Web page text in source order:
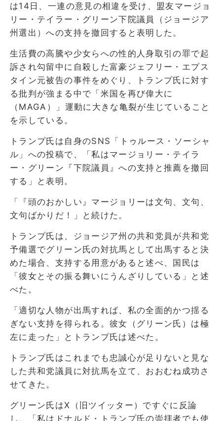
は14日、一連の意見の相違を受け、盟友マージョ
リー・テイラー・グリーン下院議員（ジョージア
州選出）への支持を撤回すると表明した。
生活費の高騰や少女らへの性的人身取引の罪で起
訴され勾留中に自殺した富豪ジェフリー・エプス
タイン元被告の事件をめぐり、トランプ氏に対す
る批判が強まる中で「米国を再び偉大に
（MAGA）」運動に大きな亀裂が生じていること
を示している。
トランプ氏は自身のSNS「トゥルース・ソーシャ
ル」への投稿で、「私はマージョリー・テイラ
ー・グリーン『下院議員』への支持と推薦を撤回
する」と表明。
「『頭のおかしい』マージョリーは文句、文句、
文句ばかりだ！」と続けた。
トランプ氏は、ジョージア州の共和党員が共和党
予備選でグリーン氏の対抗馬として出馬すると決
めた場合、支持する用意があると述べ、国民は
「彼女とその振る舞いにうんざりしている」と述
べた。
「適切な人物が出馬すれば、私の全面的かつ揺る
ぎない支持を得られる。彼女（グリーン氏）は極
左に走った」とトランプ氏は述べた。
トランプ氏はこれまでも忠誠心が足りないと見な
した共和党議員に対抗馬を立て、おおむね成功さ
せてきた。
グリーン氏はX（旧ツイッター）ですぐに反論
し、「私はドナルド・トランプ氏の崇拝者でも使